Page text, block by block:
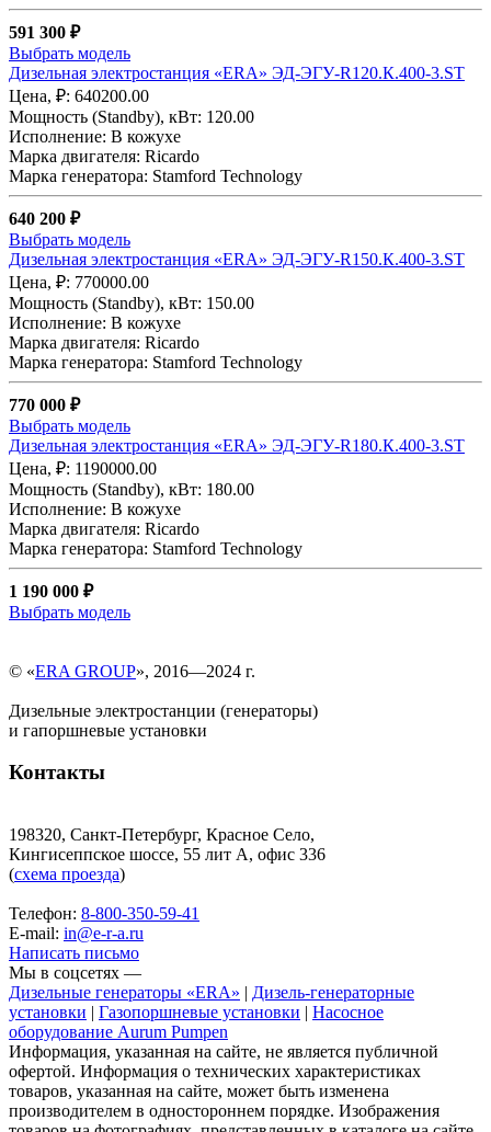
591 300 ₽
Выбрать модель
Дизельная электростанция «ERA» ЭД-ЭГУ-R120.К.400-3.ST
Цена, ₽: 640200.00
Мощность (Standby), кВт: 120.00
Исполнение: В кожухе
Марка двигателя: Ricardo
Марка генератора: Stamford Technology
640 200 ₽
Выбрать модель
Дизельная электростанция «ERA» ЭД-ЭГУ-R150.К.400-3.ST
Цена, ₽: 770000.00
Мощность (Standby), кВт: 150.00
Исполнение: В кожухе
Марка двигателя: Ricardo
Марка генератора: Stamford Technology
770 000 ₽
Выбрать модель
Дизельная электростанция «ERA» ЭД-ЭГУ-R180.К.400-3.ST
Цена, ₽: 1190000.00
Мощность (Standby), кВт: 180.00
Исполнение: В кожухе
Марка двигателя: Ricardo
Марка генератора: Stamford Technology
1 190 000 ₽
Выбрать модель
© «ERA GROUP», 2016—2024 г.
Дизельные электростанции (генераторы)
и гапоршневые установки
Контакты
198320, Санкт-Петербург, Красное Село,
Кингисеппское шоссе, 55 лит А, офис 336
(схема проезда)
Телефон: 8-800-350-59-41
E-mail: in@e-r-a.ru
Написать письмо
Мы в соцсетях —
Дизельные генераторы «ERA» | Дизель-генераторные
установки | Газопоршневые установки | Насосное
оборудование Aurum Pumpen
Информация, указанная на сайте, не является публичной
офертой. Информация о технических характеристиках
товаров, указанная на сайте, может быть изменена
производителем в одностороннем порядке. Изображения